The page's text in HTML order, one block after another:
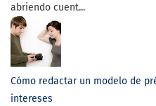
abriendo cuent...
Cómo redactar un modelo de
intereses